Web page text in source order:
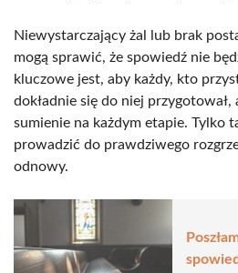
Niewystarczający żal lub brak
mogą sprawić, że spowiedź nie
kluczowe jest, aby każdy, kto
dokładnie się do niej przygotował,
sumienie na każdym etapie. Tylko
prowadzić do prawdziwego
odnowy.